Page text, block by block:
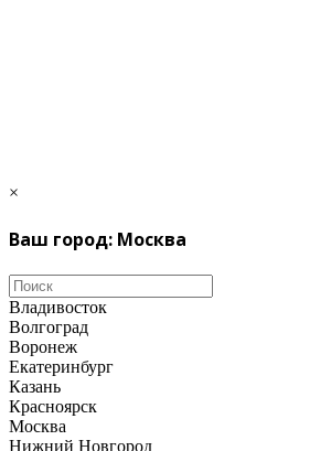
×
Ваш город: Москва
Владивосток
Волгоград
Воронеж
Екатеринбург
Казань
Красноярск
Москва
Нижний Новгород